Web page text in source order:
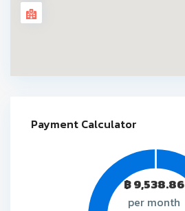
Payment Calculator
฿9,538.86
per month